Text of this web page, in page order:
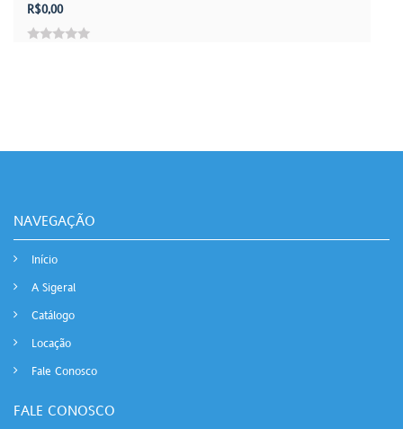
R$0,00
NAVEGAÇÃO
Início
A Sigeral
Catálogo
Locação
Fale Conosco
FALE CONOSCO